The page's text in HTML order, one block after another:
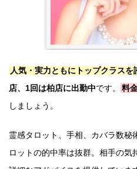
人気・実力ともにトップクラスを
店、1回は柏店に出勤中です。
料
しましょう。
霊感タロット、手相、カバラ数秘
ロットの的中率は抜群。相手の気